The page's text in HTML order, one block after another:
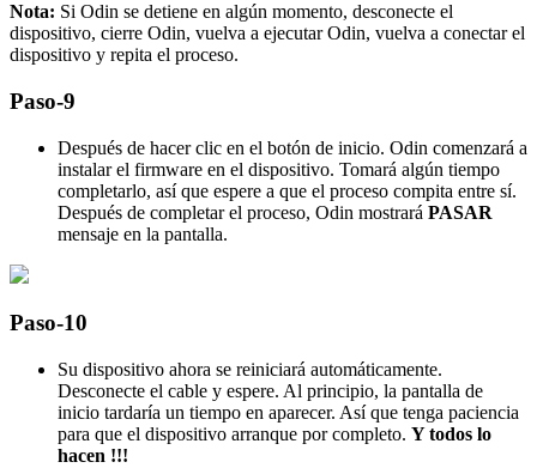
Nota: Si Odin se detiene en algún momento, desconecte el
dispositivo, cierre Odin, vuelva a ejecutar Odin, vuelva a conectar el
dispositivo y repita el proceso.
Paso-9
Después de hacer clic en el botón de inicio. Odin comenzará a
instalar el firmware en el dispositivo. Tomará algún tiempo
completarlo, así que espere a que el proceso compita entre sí.
Después de completar el proceso, Odin mostrará PASAR
mensaje en la pantalla.
Paso-10
Su dispositivo ahora se reiniciará automáticamente.
Desconecte el cable y espere. Al principio, la pantalla de
inicio tardaría un tiempo en aparecer. Así que tenga paciencia
para que el dispositivo arranque por completo. Y todos lo
hacen !!!